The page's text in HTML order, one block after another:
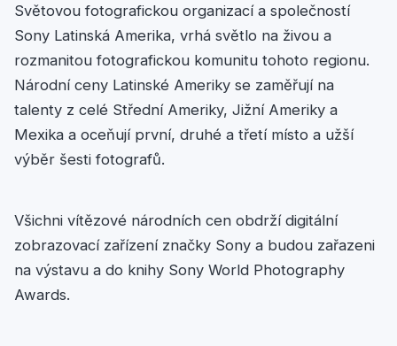
Světovou fotografickou organizací a společností
Sony Latinská Amerika, vrhá světlo na živou a
rozmanitou fotografickou komunitu tohoto regionu.
Národní ceny Latinské Ameriky se zaměřují na
talenty z celé Střední Ameriky, Jižní Ameriky a
Mexika a oceňují první, druhé a třetí místo a užší
výběr šesti fotografů.
Všichni vítězové národních cen obdrží digitální
zobrazovací zařízení značky Sony a budou zařazeni
na výstavu a do knihy Sony World Photography
Awards.